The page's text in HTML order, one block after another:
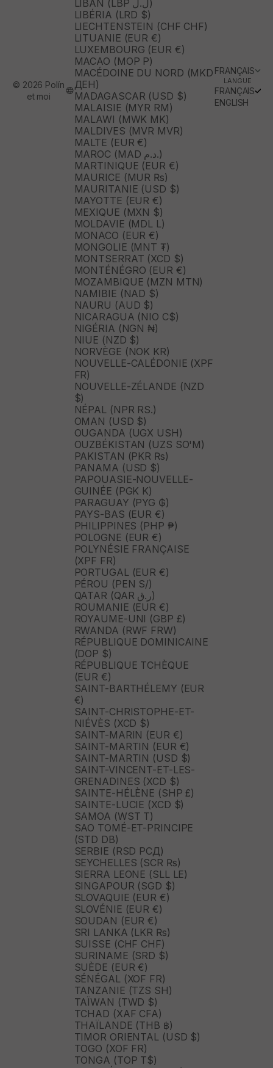
LIBAN (LBP ل.ل)
LIBÉRIA (LRD $)
LIECHTENSTEIN (CHF CHF)
LITUANIE (EUR €)
LUXEMBOURG (EUR €)
MACAO (MOP P)
MACÉDOINE DU NORD (MKD
ДЕН)
MADAGASCAR (USD $)
MALAISIE (MYR RM)
MALAWI (MWK MK)
MALDIVES (MVR MVR)
MALTE (EUR €)
MAROC (MAD د.م.)
MARTINIQUE (EUR €)
MAURICE (MUR ₨)
MAURITANIE (USD $)
MAYOTTE (EUR €)
MEXIQUE (MXN $)
MOLDAVIE (MDL L)
MONACO (EUR €)
MONGOLIE (MNT ₮)
MONTSERRAT (XCD $)
MONTÉNÉGRO (EUR €)
MOZAMBIQUE (MZN MTN)
NAMIBIE (NAD $)
NAURU (AUD $)
NICARAGUA (NIO C$)
NIGÉRIA (NGN ₦)
NIUE (NZD $)
NORVÈGE (NOK KR)
NOUVELLE-CALÉDONIE (XPF
FR)
NOUVELLE-ZÉLANDE (NZD
$)
NÉPAL (NPR RS.)
OMAN (USD $)
OUGANDA (UGX USH)
OUZBÉKISTAN (UZS SO'M)
PAKISTAN (PKR ₨)
PANAMA (USD $)
PAPOUASIE-NOUVELLE-
GUINÉE (PGK K)
PARAGUAY (PYG ₲)
PAYS-BAS (EUR €)
PHILIPPINES (PHP ₱)
POLOGNE (EUR €)
POLYNÉSIE FRANÇAISE
(XPF FR)
PORTUGAL (EUR €)
PÉROU (PEN S/)
QATAR (QAR ر.ق)
ROUMANIE (EUR €)
ROYAUME-UNI (GBP £)
RWANDA (RWF FRW)
RÉPUBLIQUE DOMINICAINE
(DOP $)
RÉPUBLIQUE TCHÈQUE
(EUR €)
SAINT-BARTHÉLEMY (EUR
€)
SAINT-CHRISTOPHE-ET-
NIÉVÈS (XCD $)
SAINT-MARIN (EUR €)
SAINT-MARTIN (EUR €)
SAINT-MARTIN (USD $)
SAINT-VINCENT-ET-LES-
GRENADINES (XCD $)
SAINTE-HÉLÈNE (SHP £)
SAINTE-LUCIE (XCD $)
SAMOA (WST T)
SAO TOMÉ-ET-PRINCIPE
(STD DB)
SERBIE (RSD РСД)
SEYCHELLES (SCR ₨)
SIERRA LEONE (SLL LE)
SINGAPOUR (SGD $)
SLOVAQUIE (EUR €)
SLOVÉNIE (EUR €)
SOUDAN (EUR €)
SRI LANKA (LKR ₨)
SUISSE (CHF CHF)
SURINAME (SRD $)
SUÈDE (EUR €)
SÉNÉGAL (XOF FR)
TANZANIE (TZS SH)
TAÏWAN (TWD $)
TCHAD (XAF CFA)
THAÏLANDE (THB ฿)
TIMOR ORIENTAL (USD $)
TOGO (XOF FR)
TONGA (TOP T$)
FRANÇAIS
LANGUE
FRANÇAIS
ENGLISH
© 2026 Polín
et moi